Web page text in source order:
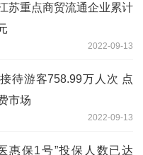
苏重点商贸流通企业累计
2022-09-13
待游客758.99万人次 点
市场
2022-09-13
惠保1号”投保人数已达